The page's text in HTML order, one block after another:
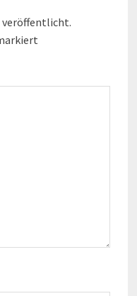
veröffentlicht.